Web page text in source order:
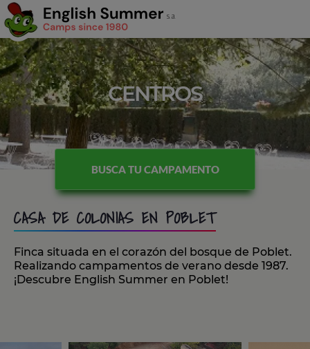
CENTROS
BUSCA TU CAMPAMENTO
CASA DE COLONIAS EN POBLET
Finca situada en el corazón del bosque de Poblet.
Realizando campamentos de verano desde 1987.
¡Descubre English Summer en Poblet!